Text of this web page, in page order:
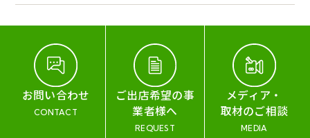
お問い合わせ
CONTACT
ご出店希望の事
業者様へ
REQUEST
メディア・
取材のご相談
MEDIA